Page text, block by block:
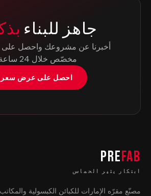
جاهز للبناء
أخبرنا عن مشروعك واحصل
مخصّص خلال 24 ساعة.
احصل على عرض سعر
PREFAB
ابتكار يثير الحماس
مصنّع مقرّه الإمارات للكبائن الكبسولية والمكاتب